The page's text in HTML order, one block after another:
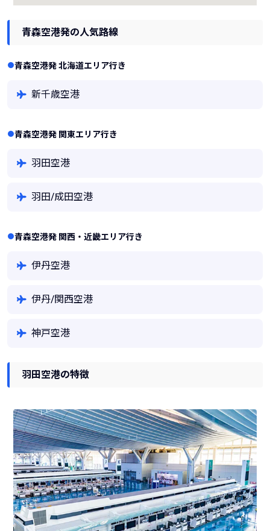
青森空港発の人気路線
青森空港発 北海道エリア行き
新千歳空港
青森空港発 関東エリア行き
羽田空港
羽田/成田空港
青森空港発 関西・近畿エリア行き
伊丹空港
伊丹/関西空港
神戸空港
羽田空港の特徴